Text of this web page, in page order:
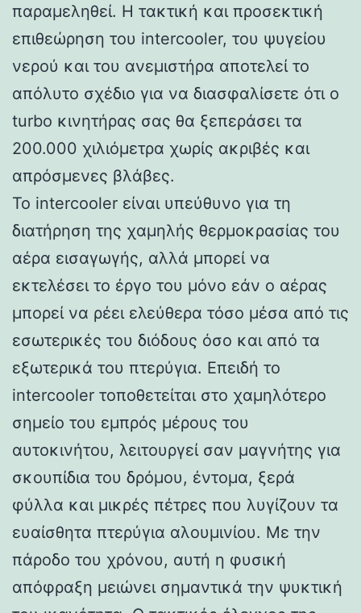
παραμεληθεί. Η τακτική και προσεκτική
επιθεώρηση του intercooler, του ψυγείου
νερού και του ανεμιστήρα αποτελεί το
απόλυτο σχέδιο για να διασφαλίσετε ότι ο
turbo κινητήρας σας θα ξεπεράσει τα
200.000 χιλιόμετρα χωρίς ακριβές και
απρόσμενες βλάβες.
Το intercooler είναι υπεύθυνο για τη
διατήρηση της χαμηλής θερμοκρασίας του
αέρα εισαγωγής, αλλά μπορεί να
εκτελέσει το έργο του μόνο εάν ο αέρας
μπορεί να ρέει ελεύθερα τόσο μέσα από τις
εσωτερικές του διόδους όσο και από τα
εξωτερικά του πτερύγια. Επειδή το
intercooler τοποθετείται στο χαμηλότερο
σημείο του εμπρός μέρους του
αυτοκινήτου, λειτουργεί σαν μαγνήτης για
σκουπίδια του δρόμου, έντομα, ξερά
φύλλα και μικρές πέτρες που λυγίζουν τα
ευαίσθητα πτερύγια αλουμινίου. Με την
πάροδο του χρόνου, αυτή η φυσική
απόφραξη μειώνει σημαντικά την ψυκτική